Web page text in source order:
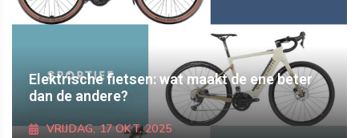
Elektrische fietsen: wat maakt de ene beter
dan de andere?
VRIJDAG, 17 OKT. 2025